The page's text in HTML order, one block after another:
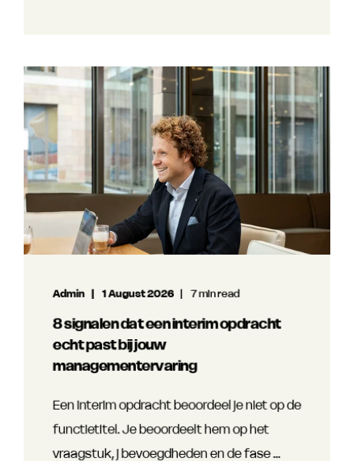
Admin 1 August 2026 7 min read
8 signalen dat een interim opdracht
echt past bij jouw
managementervaring
Een interim opdracht beoordeel je niet op de
functietitel. Je beoordeelt hem op het
vraagstuk, j bevoegdheden en de fase ...